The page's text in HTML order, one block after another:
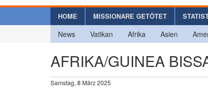
HOME MISSIONARE GETÖTET
News Vatikan Afrika Asien
AFRIKA/GUINEA
Samstag, 8 März 2025